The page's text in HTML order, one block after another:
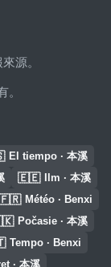
源。
。
El tiempo · 本溪
🇪🇪 Ilm · 本溪
Météo · Benxi
Počasie · 本溪
Tempo · Benxi
· 本溪